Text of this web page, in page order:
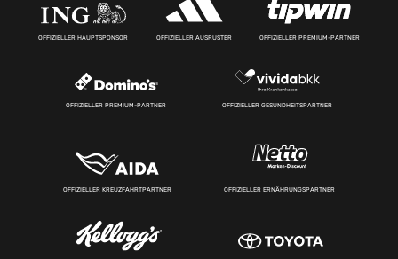
OFFIZIELLER HAUPTSPONSOR OFFIZIELLER AUSRÜSTER OFFIZIELLER PREMIUM-PARTNER
OFFIZIELLER PREMIUM-PARTNER OFFIZIELLER GESUNDHEITSPARTNER
OFFIZIELLER KREUZFAHRTPARTNER OFFIZIELLER ERNÄHRUNGSPARTNER